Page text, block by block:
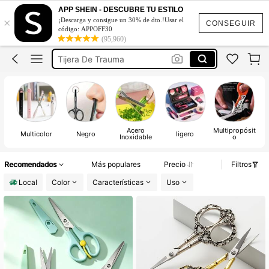
CONSEGUIR
×
APP SHEIN - DESCUBRE TU ESTILO
¡Descarga y consigue un 30% de dto.!Usar el
código: APPOFF30
(95,960)
Tijeras
Tijeras Escolares
Tijera De Trauma
Tijeras De Cocina
Tijeras
Multicolor Negro Acero
Inoxidable ligero Multipropósit
o
Recomendados Más populares Precio
Filtros
Local
Color Características Uso